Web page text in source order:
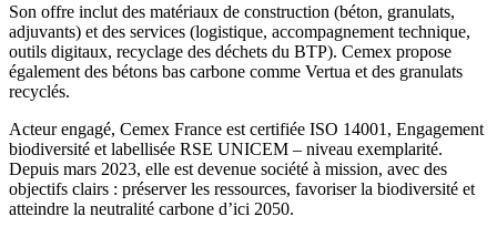
Son offre inclut des matériaux de construction (béton, granulats,
adjuvants) et des services (logistique, accompagnement technique,
outils digitaux, recyclage des déchets du BTP). Cemex propose
également des bétons bas carbone comme Vertua et des granulats
recyclés.
Acteur engagé, Cemex France est certifiée ISO 14001, Engagement
biodiversité et labellisée RSE UNICEM – niveau exemplarité.
Depuis mars 2023, elle est devenue société à mission, avec des
objectifs clairs : préserver les ressources, favoriser la biodiversité et
atteindre la neutralité carbone d’ici 2050.